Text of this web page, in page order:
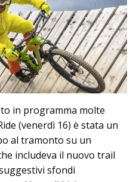
in programma molte
(venerdì 16) è stata un
al tramonto su un
includeva il nuovo trail
sfondi